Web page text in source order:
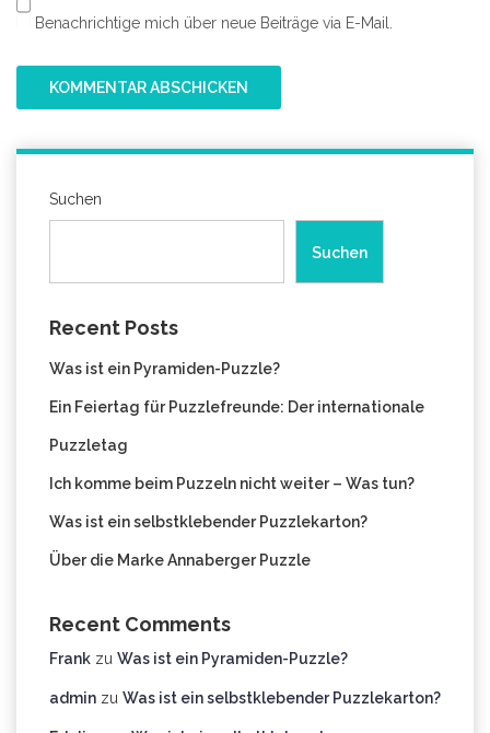
Benachrichtige mich über neue Beiträge via E-Mail.
Suchen
Suchen
Recent Posts
Was ist ein Pyramiden-Puzzle?
Ein Feiertag für Puzzlefreunde: Der internationale
Puzzletag
Ich komme beim Puzzeln nicht weiter – Was tun?
Was ist ein selbstklebender Puzzlekarton?
Über die Marke Annaberger Puzzle
Recent Comments
Frank zu Was ist ein Pyramiden-Puzzle?
admin zu Was ist ein selbstklebender Puzzlekarton?